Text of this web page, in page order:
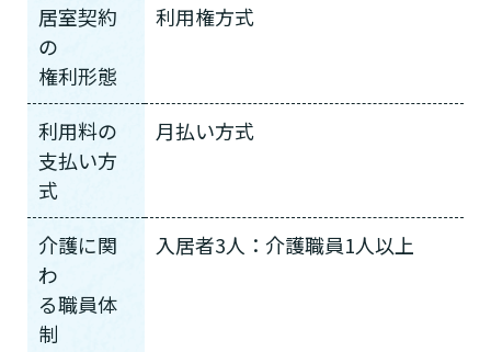
居室契約
の
権利形態
利用権方式
利用料の
支払い方
式
月払い方式
介護に関
わ
る職員体
制
入居者3人：介護職員1人以上